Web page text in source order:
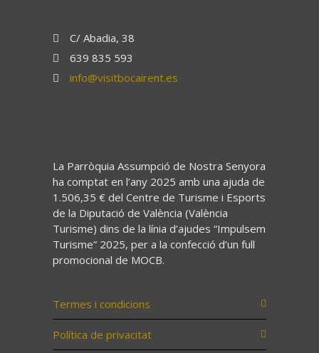
C/ Abadia, 38
639 835 593
info@visitbocairent.es
La Parròquia Assumpció de Nostra Senyora
ha comptat en l’any 2025 amb una ajuda de
1.506,35 € del Centre de Turisme i Esports
de la Diputació de València (València
Turisme) dins de la línia d’ajudes “Impulsem
Turisme” 2025, per a la confecció d’un full
promocional de MOCB.
Termes i condicions
Política de privacitat